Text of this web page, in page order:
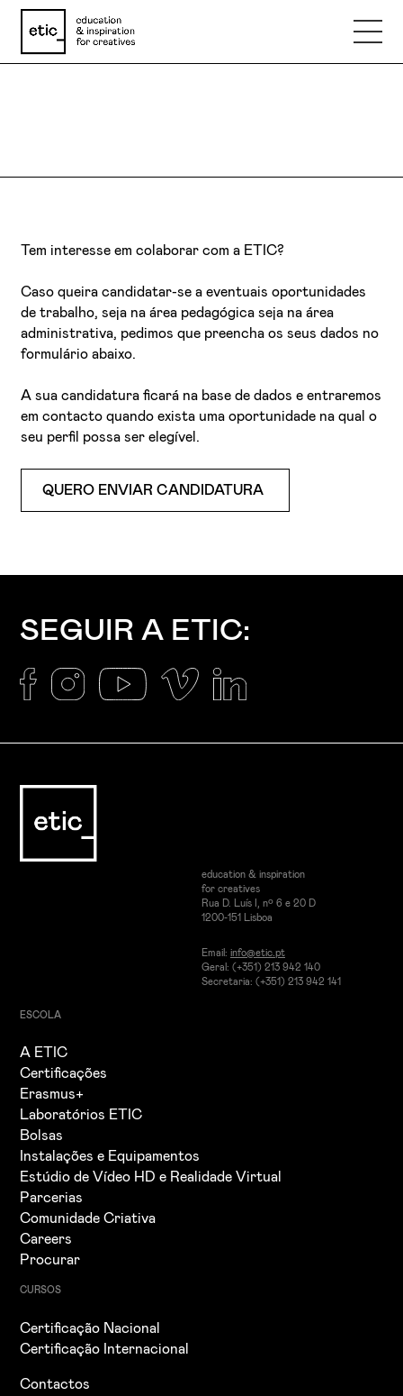
Email
Telefone
Motivo
Tem interesse em colaborar com a ETIC?
Caso queira candidatar-se a eventuais oportunidades
de trabalho, seja na área pedagógica seja na área
administrativa, pedimos que preencha os seus dados no
formulário abaixo.
A sua candidatura ficará na base de dados e entraremos
em contacto quando exista uma oportunidade na qual o
seu perfil possa ser elegível.
QUERO ENVIAR CANDIDATURA
SEGUIR A ETIC:
education & inspiration
for creatives
Rua D. Luís I, nº 6 e 20 D
1200-151 Lisboa
Email: info@etic.pt
Geral: (+351) 213 942 140
Secretaria: (+351) 213 942 141
ESCOLA
A ETIC
Certificações
Erasmus+
Laboratórios ETIC
Bolsas
Instalações e Equipamentos
Estúdio de Vídeo HD e Realidade Virtual
Parcerias
Comunidade Criativa
Careers
Procurar
CURSOS
Certificação Nacional
Certificação Internacional
Contactos